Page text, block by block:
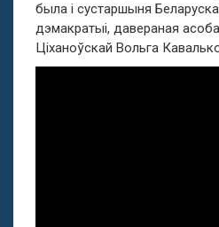
была і сустаршыня
дэмакратыі, давераная
Ціханоўскай Вольга